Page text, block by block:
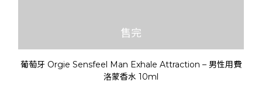
售完
葡萄牙 Orgie Sensfeel Man Exhale Attraction – 男性用費
洛蒙香水 10ml